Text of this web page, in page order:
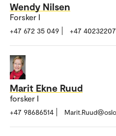
Wendy Nilsen
Forsker I
+47 672 35 049 +47 40232207
Marit Ekne Ruud
forsker I
+47 98686514